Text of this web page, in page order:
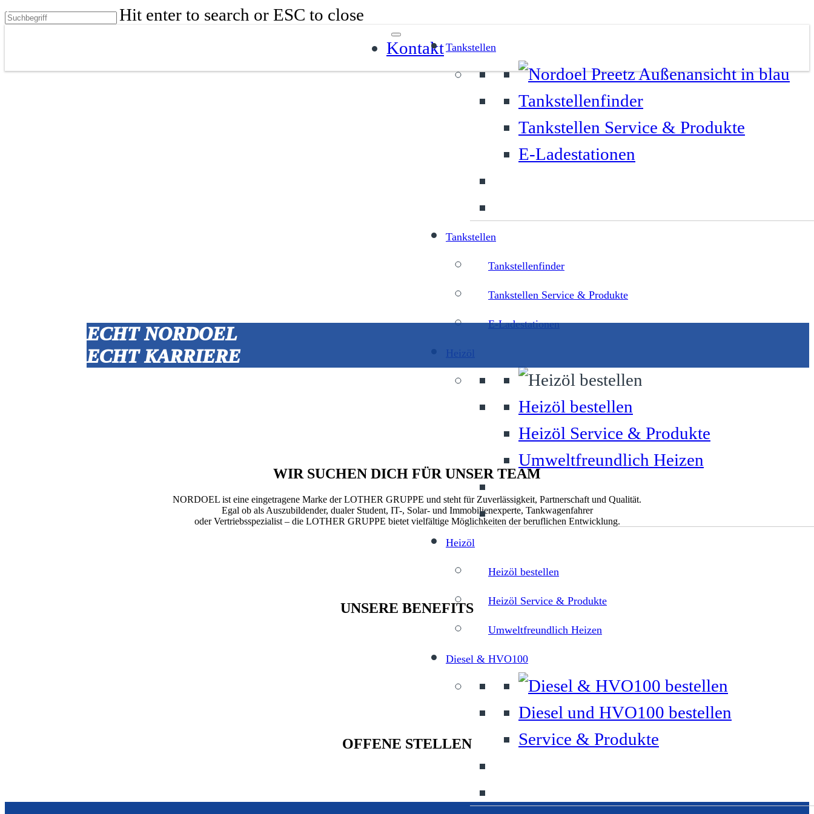
Skip
to
Hit enter to search or ESC to close
Tankstellen
Tankstellenfinder
Tankstellen Service & Produkte
E-Ladestationen
Tankstellen
Tankstellenfinder
Tankstellen Service & Produkte
E-Ladestationen
Heizöl
Heizöl bestellen
Heizöl Service & Produkte
Umweltfreundlich Heizen
Heizöl
Heizöl bestellen
Heizöl Service & Produkte
Umweltfreundlich Heizen
Diesel & HVO100
Diesel und HVO100 bestellen
Service & Produkte
Kontakt
ECHT NORDOEL
ECHT KARRIERE
WIR SUCHEN DICH FÜR UNSER TEAM
NORDOEL ist eine eingetragene Marke der LOTHER GRUPPE und steht für Zuverlässigkeit, Partnerschaft und Qualität.
Egal ob als Auszubildender, dualer Student, IT-, Solar- und Immobilienexperte, Tankwagenfahrer
oder Vertriebsspezialist – die LOTHER GRUPPE bietet vielfältige Möglichkeiten der beruflichen Entwicklung.
UNSERE BENEFITS
OFFENE STELLEN